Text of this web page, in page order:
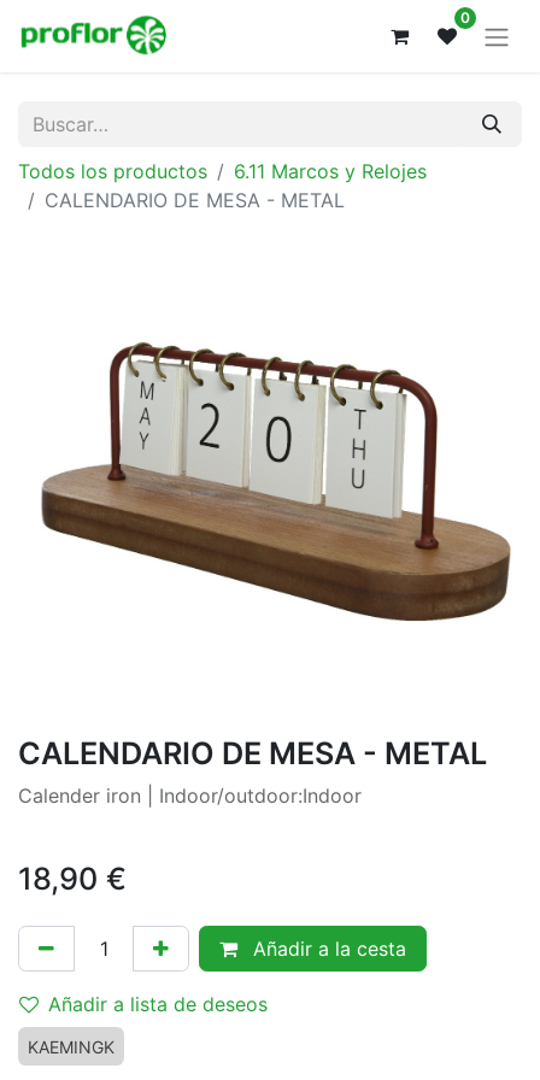
0
Todos los productos
6.11 Marcos y Relojes
CALENDARIO DE MESA - METAL
CALENDARIO DE MESA - METAL
Calender iron | Indoor/outdoor:Indoor
18,90 €
Añadir a la cesta
Añadir a lista de deseos
KAEMINGK